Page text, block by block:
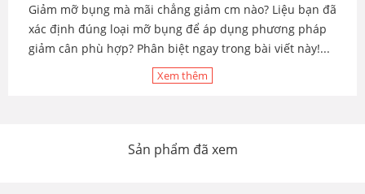
Giảm mỡ bụng mà mãi chẳng giảm cm nào? Liệu bạn đã
xác định đúng loại mỡ bụng để áp dụng phương pháp
giảm cân phù hợp? Phân biệt ngay trong bài viết này!...
Xem thêm
Sản phẩm đã xem